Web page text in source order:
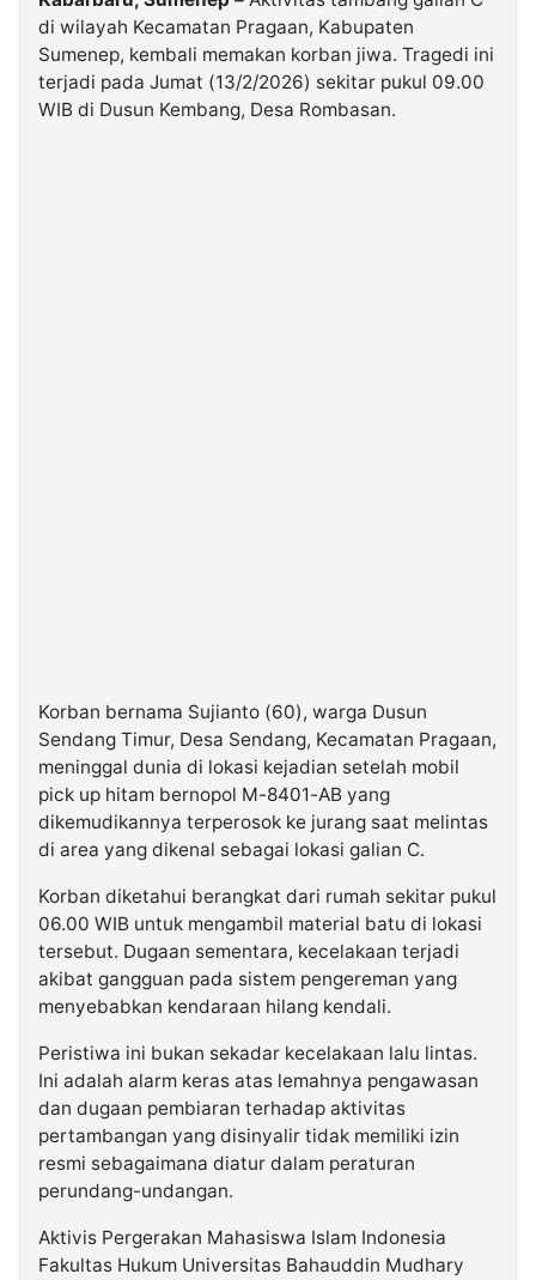
Kabarbaru.co
2026
di wilayah Kecamatan Pragaan, Kabupaten
Sumenep, kembali memakan korban jiwa. Tragedi ini
terjadi pada Jumat (13/2/2026) sekitar pukul 09.00
WIB di Dusun Kembang, Desa Rombasan.
Korban bernama Sujianto (60), warga Dusun
Sendang Timur, Desa Sendang, Kecamatan Pragaan,
meninggal dunia di lokasi kejadian setelah mobil
pick up hitam bernopol M-8401-AB yang
dikemudikannya terperosok ke jurang saat melintas
di area yang dikenal sebagai lokasi galian C.
Korban diketahui berangkat dari rumah sekitar pukul
06.00 WIB untuk mengambil material batu di lokasi
tersebut. Dugaan sementara, kecelakaan terjadi
akibat gangguan pada sistem pengereman yang
menyebabkan kendaraan hilang kendali.
Peristiwa ini bukan sekadar kecelakaan lalu lintas.
Ini adalah alarm keras atas lemahnya pengawasan
dan dugaan pembiaran terhadap aktivitas
pertambangan yang disinyalir tidak memiliki izin
resmi sebagaimana diatur dalam peraturan
perundang-undangan.
Aktivis Pergerakan Mahasiswa Islam Indonesia
Fakultas Hukum Universitas Bahauddin Mudhary